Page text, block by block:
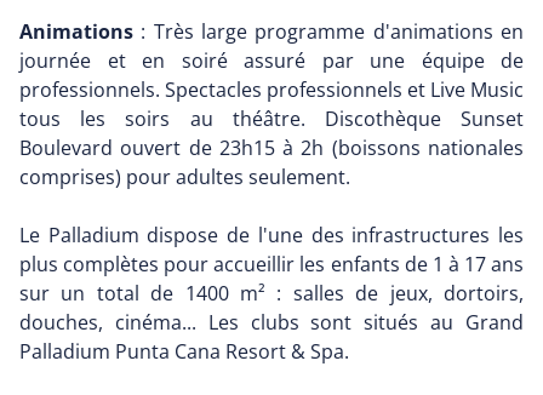
Animations : Très large programme d'animations en
journée et en soiré assuré par une équipe de
professionnels. Spectacles professionnels et Live Music
tous les soirs au théâtre. Discothèque Sunset
Boulevard ouvert de 23h15 à 2h (boissons nationales
comprises) pour adultes seulement.
Le Palladium dispose de l'une des infrastructures les
plus complètes pour accueillir les enfants de 1 à 17 ans
sur un total de 1400 m² : salles de jeux, dortoirs,
douches, cinéma... Les clubs sont situés au Grand
Palladium Punta Cana Resort & Spa.